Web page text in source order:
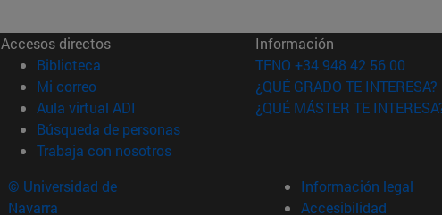
Accesos directos
Biblioteca (abre en nueva ventana)
Mi correo(abre en nueva ventana)
Aula virtual ADI (abre en nueva ventana)
Búsqueda de personas(abre en nueva ventana)
Trabaja con nosotros(abre en nueva ventana)
Información
TFNO +34 948 42 56 00
¿QUÉ GRADO TE INTERESA?
¿QUÉ MÁSTER TE
© Universidad de
Navarra
Información legal
Accesibilidad